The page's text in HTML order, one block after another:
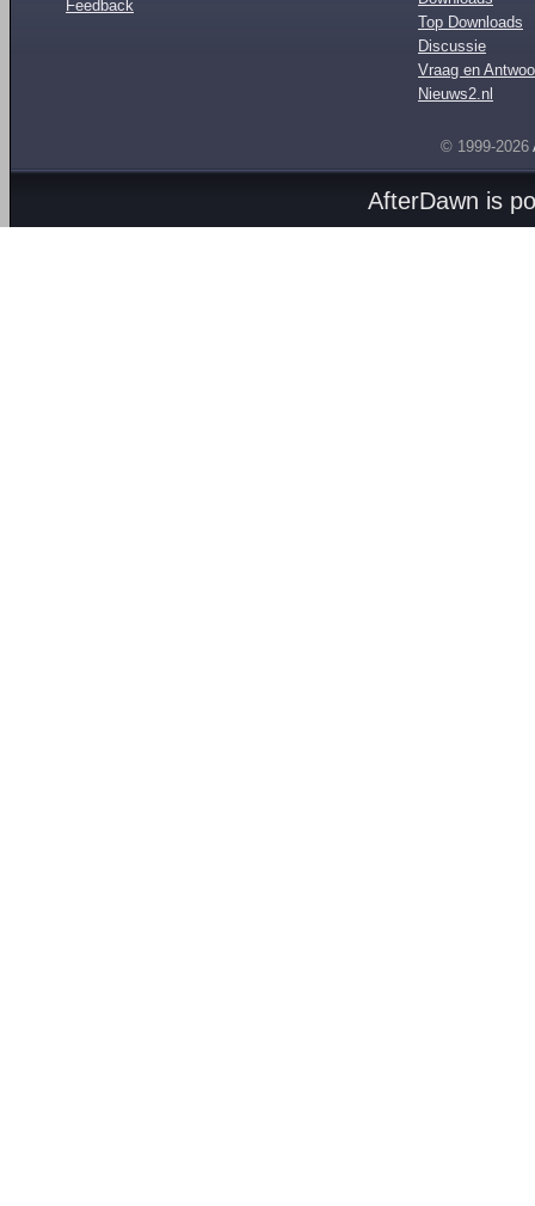
Feedback
Top Downloads
Discussie
Vraag en
Nieuws2.nl
© 1999-2026
AfterDawn is